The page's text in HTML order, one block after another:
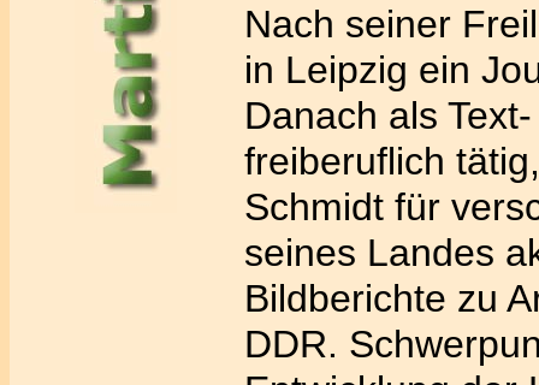
Nach seiner
in Leipzig ein
Danach als
freiberuflich
Schmidt für
seines Landes
Bildberichte zu
DDR.